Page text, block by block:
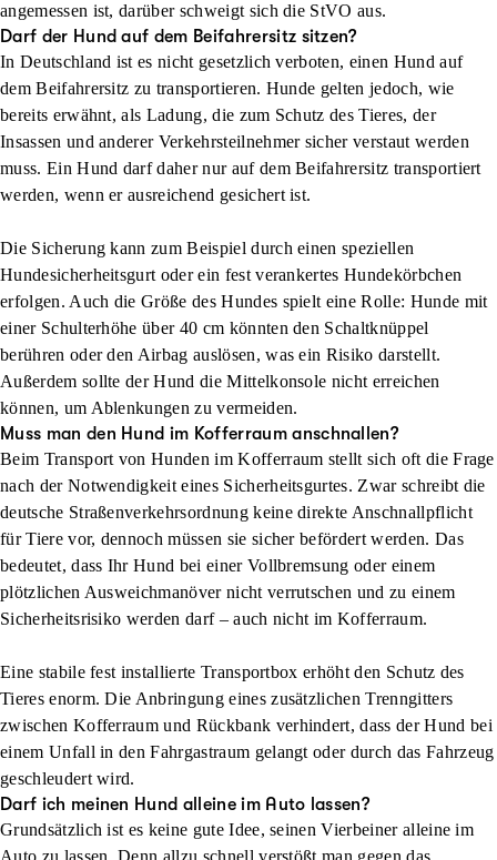
angemessen ist, darüber schweigt sich die StVO aus.
Darf der Hund auf dem Beifahrersitz sitzen?
In Deutschland ist es nicht gesetzlich verboten, einen Hund auf
dem Beifahrersitz zu transportieren. Hunde gelten jedoch, wie
bereits erwähnt, als Ladung, die zum Schutz des Tieres, der
Insassen und anderer Verkehrsteilnehmer sicher verstaut werden
muss. Ein Hund darf daher nur auf dem Beifahrersitz transportiert
werden, wenn er ausreichend gesichert ist.
Die Sicherung kann zum Beispiel durch einen speziellen
Hundesicherheitsgurt oder ein fest verankertes Hundekörbchen
erfolgen. Auch die Größe des Hundes spielt eine Rolle: Hunde mit
einer Schulterhöhe über 40 cm könnten den Schaltknüppel
berühren oder den Airbag auslösen, was ein Risiko darstellt.
Außerdem sollte der Hund die Mittelkonsole nicht erreichen
können, um Ablenkungen zu vermeiden.
Muss man den Hund im Kofferraum anschnallen?
Beim Transport von Hunden im Kofferraum stellt sich oft die Frage
nach der Notwendigkeit eines Sicherheitsgurtes. Zwar schreibt die
deutsche Straßenverkehrsordnung keine direkte Anschnallpflicht
für Tiere vor, dennoch müssen sie sicher befördert werden. Das
bedeutet, dass Ihr Hund bei einer Vollbremsung oder einem
plötzlichen Ausweichmanöver nicht verrutschen und zu einem
Sicherheitsrisiko werden darf – auch nicht im Kofferraum.
Eine stabile fest installierte Transportbox erhöht den Schutz des
Tieres enorm. Die Anbringung eines zusätzlichen Trenngitters
zwischen Kofferraum und Rückbank verhindert, dass der Hund bei
einem Unfall in den Fahrgastraum gelangt oder durch das Fahrzeug
geschleudert wird.
Darf ich meinen Hund alleine im Auto lassen?
Grundsätzlich ist es keine gute Idee, seinen Vierbeiner alleine im
Auto zu lassen. Denn allzu schnell verstößt man gegen das